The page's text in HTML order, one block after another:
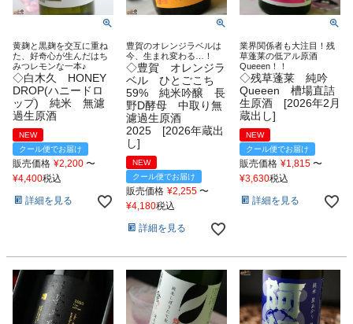
黄麹と黒麹を交互に重ね
た、好奇心が生んだはち
みつレモンな一本♪
◇白木久 HONEY
DROP(ハニードロ
ップ) 純米 無濾
過生原酒
NEW
クール便でお届け
販売価格 ¥2,200 〜
¥4,400税込
詳細を見る
豊賀のオレンジラベルは
今、生まれ変わる…！
◇豊賀 オレンジラ
ベル ひとごこち
59% 純米吟醸 長
野D酵母 中取り無
濾過生原酒
2025 [2026年蔵出
し]
NEW
クール便でお届け
販売価格 ¥2,255 〜
¥4,180税込
詳細を見る
業界関係者も大注目！残
草蓬莱の低アル原酒
Queeen！！
◇残草蓬莱 純吟
Queeen 槽場直詰
生原酒 [2026年2月
蔵出し]
NEW
クール便でお届け
販売価格 ¥1,815 〜
¥3,630税込
詳細を見る